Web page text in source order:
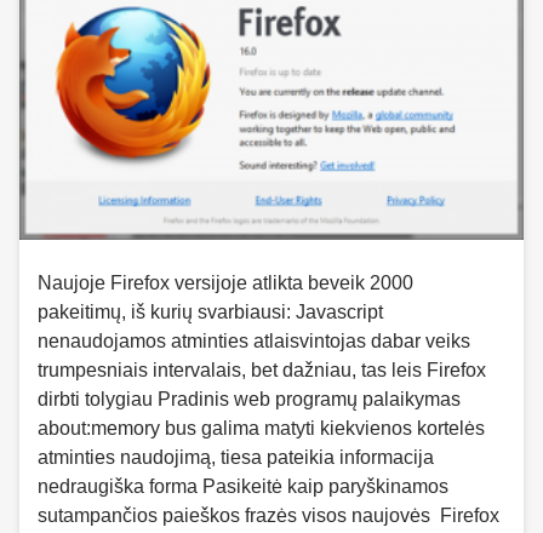
Naujoje Firefox versijoje atlikta beveik 2000
pakeitimų, iš kurių svarbiausi: Javascript
nenaudojamos atminties atlaisvintojas dabar veiks
trumpesniais intervalais, bet dažniau, tas leis Firefox
dirbti tolygiau Pradinis web programų palaikymas
about:memory bus galima matyti kiekvienos kortelės
atminties naudojimą, tiesa pateikia informacija
nedraugiška forma Pasikeitė kaip paryškinamos
sutampančios paieškos frazės visos naujovės Firefox